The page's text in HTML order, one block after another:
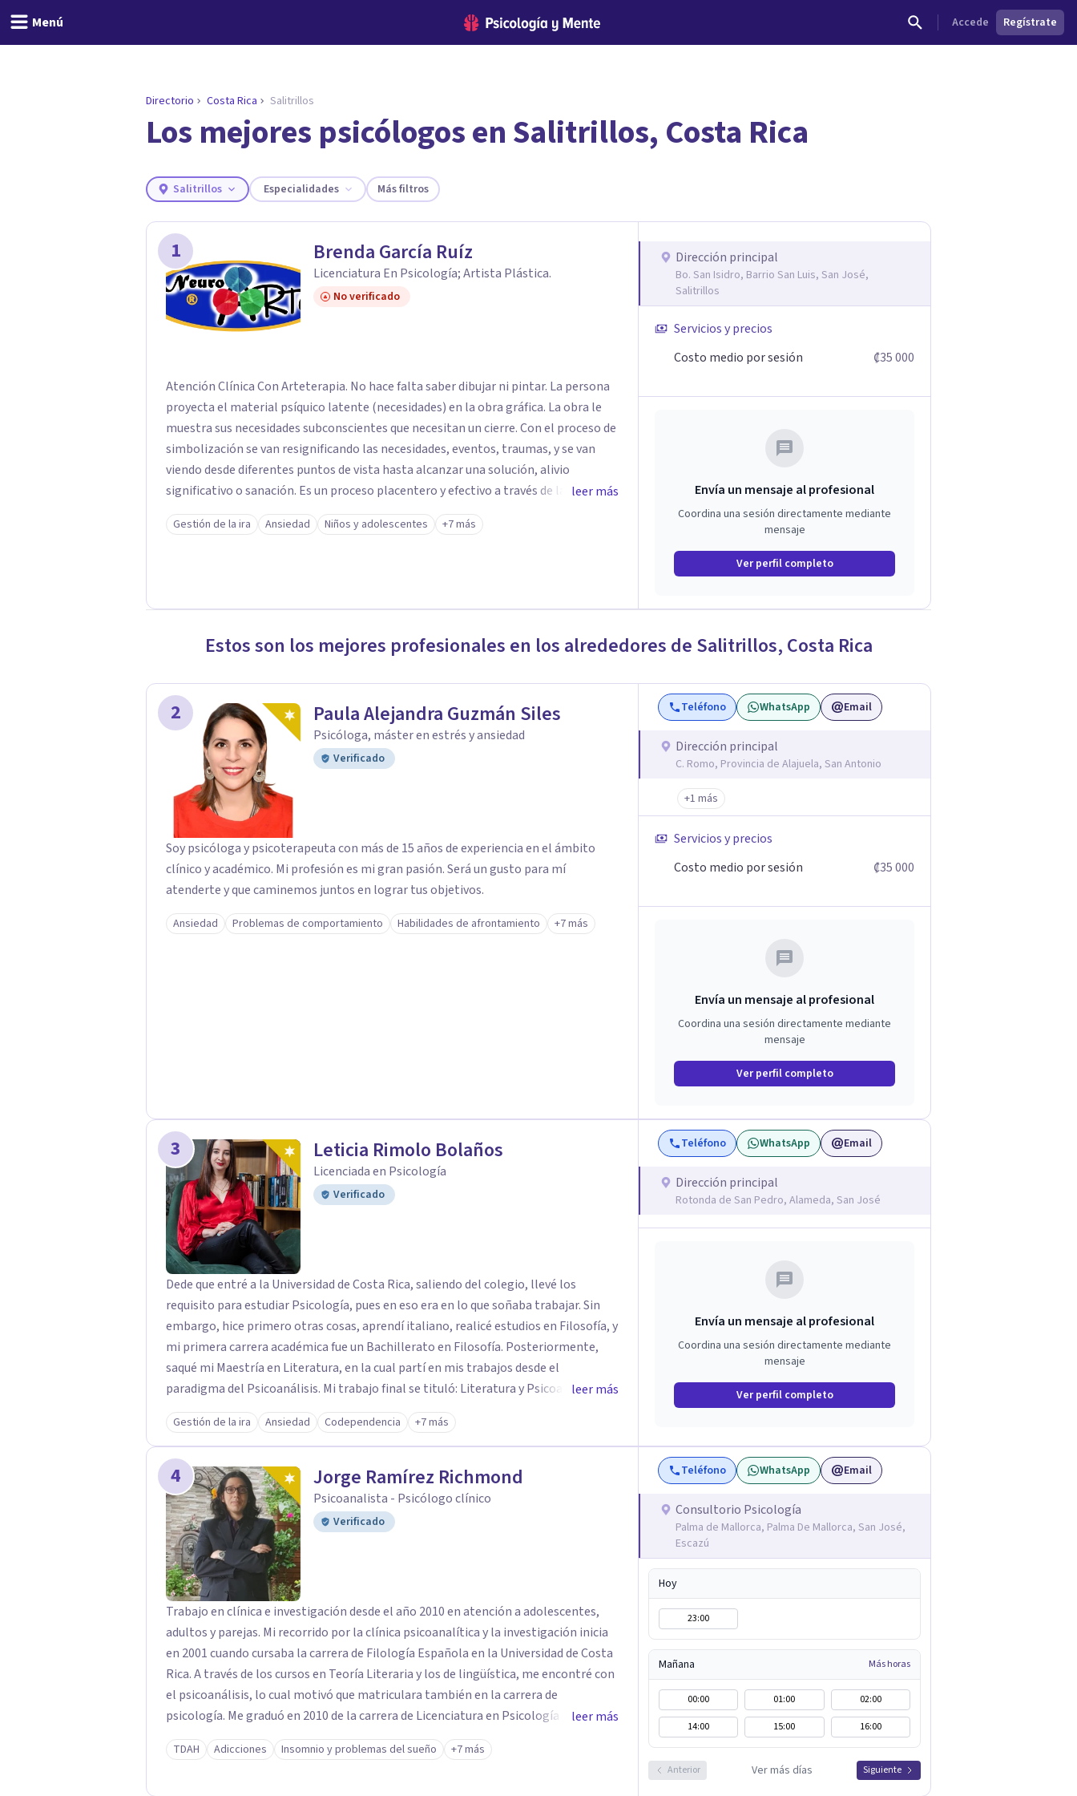
Menú Accede Regístrate
ENCONTRAR MI TERAPEUTA
¿Necesitas ayuda para encontrar el psicólogo adecuado?
Responder cuestionario
Directorio Costa Rica Salitrillos
Los mejores psicólogos en Salitrillos, Costa Rica
Salitrillos Especialidades Más filtros
1 Brenda García Ruíz
Licenciatura En Psicología; Artista Plástica.
No verificado
Atención Clínica Con Arteterapia. No hace falta saber dibujar ni pintar. La persona
proyecta el material psíquico latente (necesidades) en la obra gráfica. La obra le
muestra sus necesidades subconscientes que necesitan un cierre. Con el proceso de
simbolización se van resignificando las necesidades, eventos, traumas, y se van
viendo desde diferentes puntos de vista hasta alcanzar una solución, alivio
significativo o sanación. Es un proceso placentero y efectivo a través de las Artes
Plásticas. Lo he fundamentado desde la neurociencia, conociendo los procesos
neuronales, mentales y creativos de la persona.
leer más
Gestión de la ira Ansiedad Niños y adolescentes +7 más
Dirección principal
Bo. San Isidro, Barrio San Luis, San José,
Salitrillos
Servicios y precios
Costo medio por sesión
₡35 000
Envía un mensaje al profesional
Coordina una sesión directamente mediante
mensaje
Ver perfil completo
Estos son los mejores profesionales en los alrededores de Salitrillos, Costa Rica
2 Paula Alejandra Guzmán Siles
Psicóloga, máster en estrés y ansiedad
Verificado
Soy psicóloga y psicoterapeuta con más de 15 años de experiencia en el ámbito
clínico y académico. Mi profesión es mi gran pasión. Será un gusto para mí
atenderte y que caminemos juntos en lograr tus objetivos.
Ansiedad Problemas de comportamiento Habilidades de afrontamiento +7 más
Teléfono WhatsApp Email
Dirección principal
C. Romo, Provincia de Alajuela, San Antonio
+1 más
Servicios y precios
Costo medio por sesión
₡35 000
Envía un mensaje al profesional
Coordina una sesión directamente mediante
mensaje
Ver perfil completo
3 Leticia Rimolo Bolaños
Licenciada en Psicología
Verificado
Dede que entré a la Universidad de Costa Rica, saliendo del colegio, llevé los
requisito para estudiar Psicología, pues en eso era en lo que soñaba trabajar. Sin
embargo, hice primero otras cosas, aprendí italiano, realicé estudios en Filosofía, y
mi primera carrera académica fue un Bachillerato en Filosofía. Posteriormente,
saqué mi Maestría en Literatura, en la cual partí en mis trabajos desde el
paradigma del Psicoanálisis. Mi trabajo final se tituló: Literatura y Psicoanálisis: La
seducción del texto. Desde ahí aposté a mi pasión por la lectura y mi formación en
psicoanálisis. Luego, complementando, saqué el bachillerato y la licenciatura en
Psicología, continuando mi formación profesional. Formo parte de la Red
Communitas de Psicólogos de Costa Rica. Soy parte de la ACIEP, y tengo 14 años de
experiencia en clínica en consultorio privado en Clínica Litoral. Recibo pacientes
que quieran ir a un espacio para ser escuchados y resolver sus problemas.
leer más
Gestión de la ira Ansiedad Codependencia +7 más
Teléfono WhatsApp Email
Dirección principal
Rotonda de San Pedro, Alameda, San José
Envía un mensaje al profesional
Coordina una sesión directamente mediante
mensaje
Ver perfil completo
4 Jorge Ramírez Richmond
Psicoanalista - Psicólogo clínico
Verificado
Trabajo en clínica e investigación desde el año 2010 en atención a adolescentes,
adultos y parejas. Mi recorrido por la clínica psicoanalítica y la investigación inicia
en 2001 cuando cursaba la carrera de Filología Española en la Universidad de Costa
Rica. A través de los cursos en Teoría Literaria y los de lingüística, me encontré con
el psicoanálisis, lo cual motivó que matriculara también en la carrera de
psicología. Me graduó en 2010 de la carrera de Licenciatura en Psicología en
Universidad Autónoma de Centroamérica (UACA) y en 2013 de la Maestría en
Psicología con Énfasis en Clínica Psicoanalítica enla Universidad Centroamericana
leer más
TDAH Adicciones Insomnio y problemas del sueño +7 más
Teléfono WhatsApp Email
Consultorio Psicología
Palma de Mallorca, Palma De Mallorca, San José,
Escazú
Hoy
23:00
Mañana Más horas
00:00 01:00
02:00
14:00
15:00 16:00
Anterior Ver más días Siguiente